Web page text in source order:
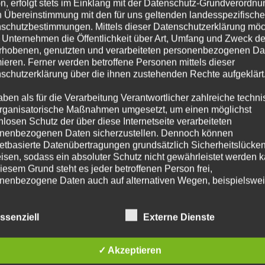
einen Kommentar
E-Mail-Adresse wird nicht veröffentlicht. Erforderliche
*markiert
*
erfolgt stets im Einklang mit der Datenschutz-
Übereinstimmung mit den für uns geltenden
Mittels dieser Datenschutzerklärung
Unternehmen die Öffentlichkeit über Art, Umfang und Zweck
genutzten und verarbeiteten personenbezogenen
Ferner werden betroffene Personen mittels dieser
über die ihnen zustehenden Rechte
als für die Verarbeitung Verantwortlicher zahlreiche
Maßnahmen umgesetzt, um einen möglichst
Schutz der über diese Internetseite verarbeiteten
Daten sicherzustellen. Dennoch können
Datenübertragungen grundsätzlich Sicherheitslücken
sodass ein absoluter Schutz nicht gewährleistet werden
Grund steht es jeder betroffenen Person frei,
Daten auch auf alternativen Wegen,
Richtlinien- und Verordnungsgeber beim Erlass der
Grundverordnung (DS-GVO) verwendet wurden. Unsere
Externe Dienste
✓ Akzeptieren